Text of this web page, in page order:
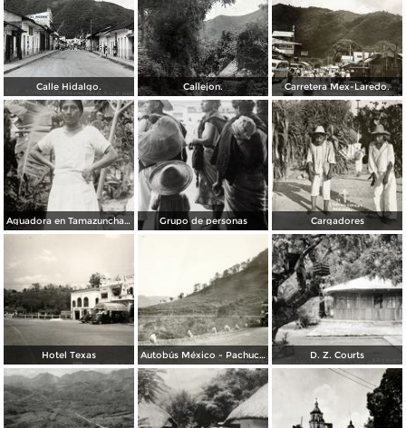
Calle Hidalgo. Callejon. Carretera Mex-Laredo.
Aguadora en Tamazunchale Grupo de personas Cargadores
Hotel Texas Autobús México - Pachuca, en la carretera México - Laredo, tramo El Tambor D. Z. Courts